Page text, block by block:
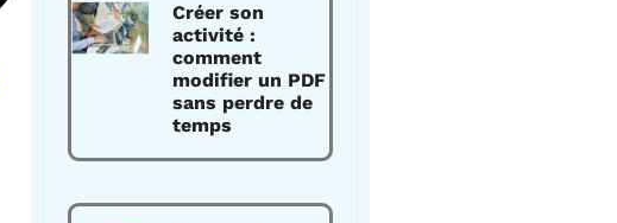
Créer son
activité :
comment
modifier un PDF
sans perdre de
temps